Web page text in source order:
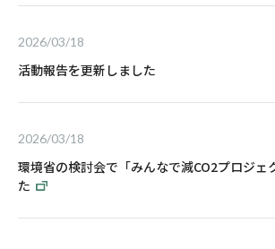
2026/03/18
活動報告を更新しました
2026/03/18
環境省の検討会で「みんなで減CO2プロジェ
た